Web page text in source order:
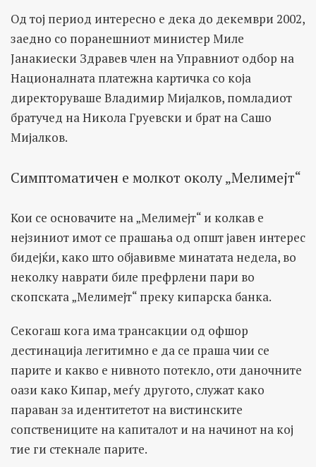
Од тој период интересно е дека до декември 2002,
заедно со поранешниот министер Миле
Јанакиески Здравев член на Управниот одбор на
Националната платежна картичка со која
директоруваше Владимир Мијалков, помладиот
братучед на Никола Груевски и брат на Сашо
Мијалков.
Симптоматичен е молкот околу „Мелимејт“
Кои се основачите на „Мелимејт“ и колкав е
нејзиниот имот се прашања од општ јавен интерес
бидејќи, како што објавивме минатата недела, во
неколку наврати биле префрлени пари во
скопската „Мелимејт“ преку кипарска банка.
Секогаш кога има трансакции од офшор
дестинација легитимно е да се праша чии се
парите и какво е нивното потекло, оти даночните
оази како Кипар, меѓу другото, служат како
параван за идентитетот на вистинските
сопствениците на капиталот и на начинот на кој
тие ги стекнале парите.